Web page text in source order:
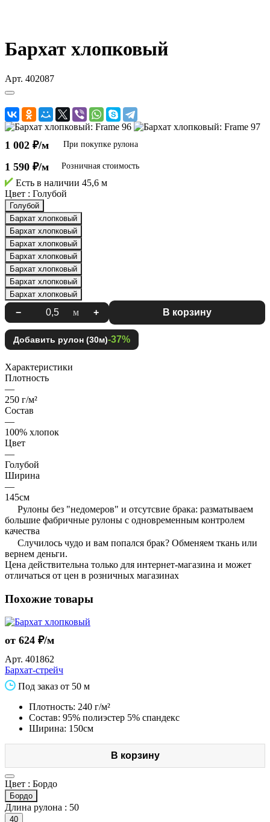
Бархат хлопковый
Арт. 402087
1 002 ₽/м При покупке рулона
1 590 ₽/м Розничная стоимость
Есть в наличии 45,6 м
Цвет : Голубой
Голубой
Бархат хлопковый
Бархат хлопковый
Бархат хлопковый
Бархат хлопковый
Бархат хлопковый
Бархат хлопковый
Бархат хлопковый
− м + В корзину
Добавить рулон (30м)-37%
Характеристики
Плотность
—
250 г/м²
Состав
—
100% хлопок
Цвет
—
Голубой
Ширина
—
145см
Рулоны без "недомеров" и отсутсвие брака: разматываем
большие фабричные рулоны с одновременным контролем
качества
Случилось чудо и вам попался брак? Обменяем ткань или
вернем деньги.
Цена действительна только для интернет-магазина и может
отличаться от цен в розничных магазинах
Похожие товары
от 624 ₽/м
Арт. 401862
Бархат-стрейч
Под заказ от 50 м
Плотность: 240 г/м²
Состав: 95% полиэстер 5% спандекс
Ширина: 150см
В корзину
Цвет : Бордо
Бордо
Длина рулона : 50
40